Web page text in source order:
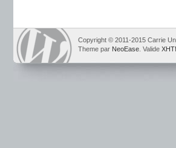
Copyright © 2011-2015 Carrie
Theme par NeoEase . Valide